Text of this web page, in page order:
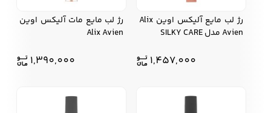
لباس زیر و راحتی
مردانه
لباس زیر مردانه لباس راحتی مردانه
رژ لب مایع آلیکس اوین Alix
Avien مدل SILKY CARE
1,457,000
رژ لب مایع مات آلیکس اوین
Alix Avien
1,390,000